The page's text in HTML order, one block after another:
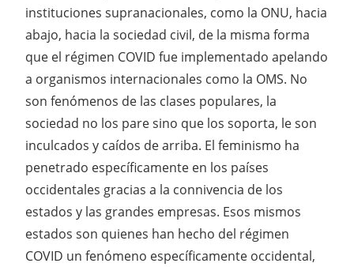
instituciones supranacionales, como la ONU, hacia
abajo, hacia la sociedad civil, de la misma forma
que el régimen COVID fue implementado apelando
a organismos internacionales como la OMS. No
son fenómenos de las clases populares, la
sociedad no los pare sino que los soporta, le son
inculcados y caídos de arriba. El feminismo ha
penetrado específicamente en los países
occidentales gracias a la connivencia de los
estados y las grandes empresas. Esos mismos
estados son quienes han hecho del régimen
COVID un fenómeno específicamente occidental,